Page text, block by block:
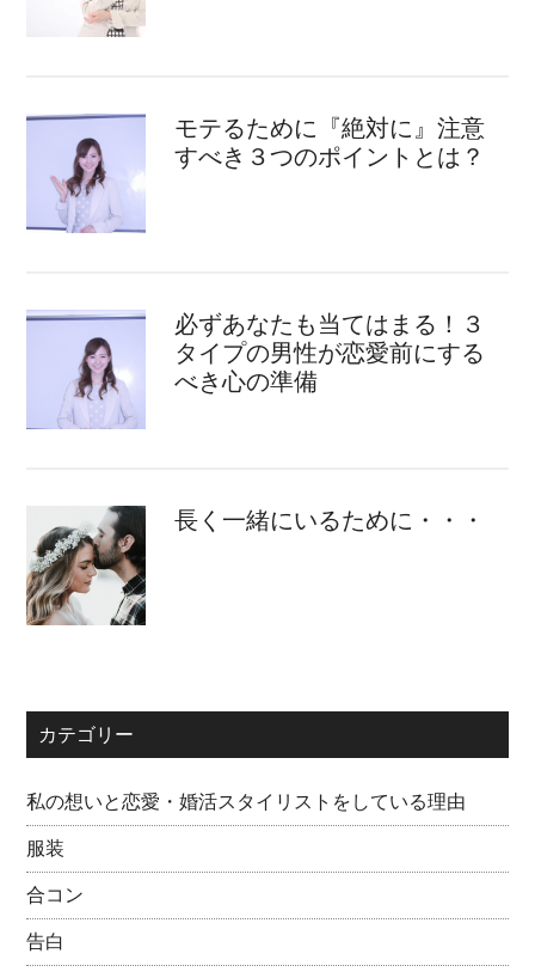
モテるために『絶対に』注意
すべき３つのポイントとは？
必ずあなたも当てはまる！３
タイプの男性が恋愛前にする
べき心の準備
長く一緒にいるために・・・
カテゴリー
私の想いと恋愛・婚活スタイリストをしている理由
服装
合コン
告白